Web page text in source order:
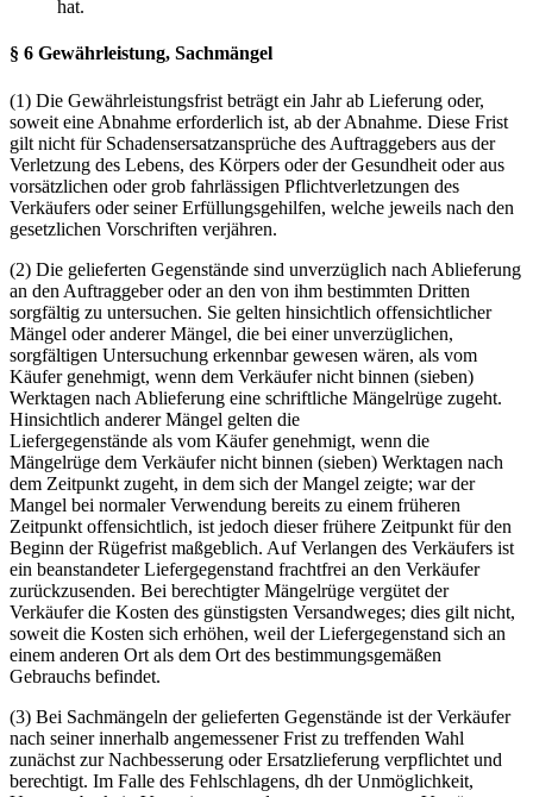
hat.
§ 6 Gewährleistung, Sachmängel
(1) Die Gewährleistungsfrist beträgt ein Jahr ab Lieferung oder,
soweit eine Abnahme erforderlich ist, ab der Abnahme. Diese Frist
gilt nicht für Schadensersatzansprüche des Auftraggebers aus der
Verletzung des Lebens, des Körpers oder der Gesundheit oder aus
vorsätzlichen oder grob fahrlässigen Pflichtverletzungen des
Verkäufers oder seiner Erfüllungsgehilfen, welche jeweils nach den
gesetzlichen Vorschriften verjähren.
(2) Die gelieferten Gegenstände sind unverzüglich nach Ablieferung
an den Auftraggeber oder an den von ihm bestimmten Dritten
sorgfältig zu untersuchen. Sie gelten hinsichtlich offensichtlicher
Mängel oder anderer Mängel, die bei einer unverzüglichen,
sorgfältigen Untersuchung erkennbar gewesen wären, als vom
Käufer genehmigt, wenn dem Verkäufer nicht binnen (sieben)
Werktagen nach Ablieferung eine schriftliche Mängelrüge zugeht.
Hinsichtlich anderer Mängel gelten die
Liefergegenstände als vom Käufer genehmigt, wenn die
Mängelrüge dem Verkäufer nicht binnen (sieben) Werktagen nach
dem Zeitpunkt zugeht, in dem sich der Mangel zeigte; war der
Mangel bei normaler Verwendung bereits zu einem früheren
Zeitpunkt offensichtlich, ist jedoch dieser frühere Zeitpunkt für den
Beginn der Rügefrist maßgeblich. Auf Verlangen des Verkäufers ist
ein beanstandeter Liefergegenstand frachtfrei an den Verkäufer
zurückzusenden. Bei berechtigter Mängelrüge vergütet der
Verkäufer die Kosten des günstigsten Versandweges; dies gilt nicht,
soweit die Kosten sich erhöhen, weil der Liefergegenstand sich an
einem anderen Ort als dem Ort des bestimmungsgemäßen
Gebrauchs befindet.
(3) Bei Sachmängeln der gelieferten Gegenstände ist der Verkäufer
nach seiner innerhalb angemessener Frist zu treffenden Wahl
zunächst zur Nachbesserung oder Ersatzlieferung verpflichtet und
berechtigt. Im Falle des Fehlschlagens, dh der Unmöglichkeit,